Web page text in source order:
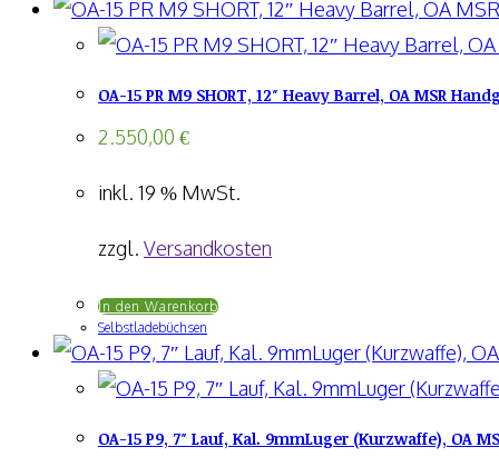
OA-15 PR M9 SHORT, 12″ Heavy Barrel, OA MSR
2.550,00 €
inkl. 19 % MwSt.
zzgl. Versandkosten
In den Warenkorb
Selbstladebüchsen
OA-15 P9, 7″ Lauf, Kal. 9mmLuger (Kurzwaffe), OA